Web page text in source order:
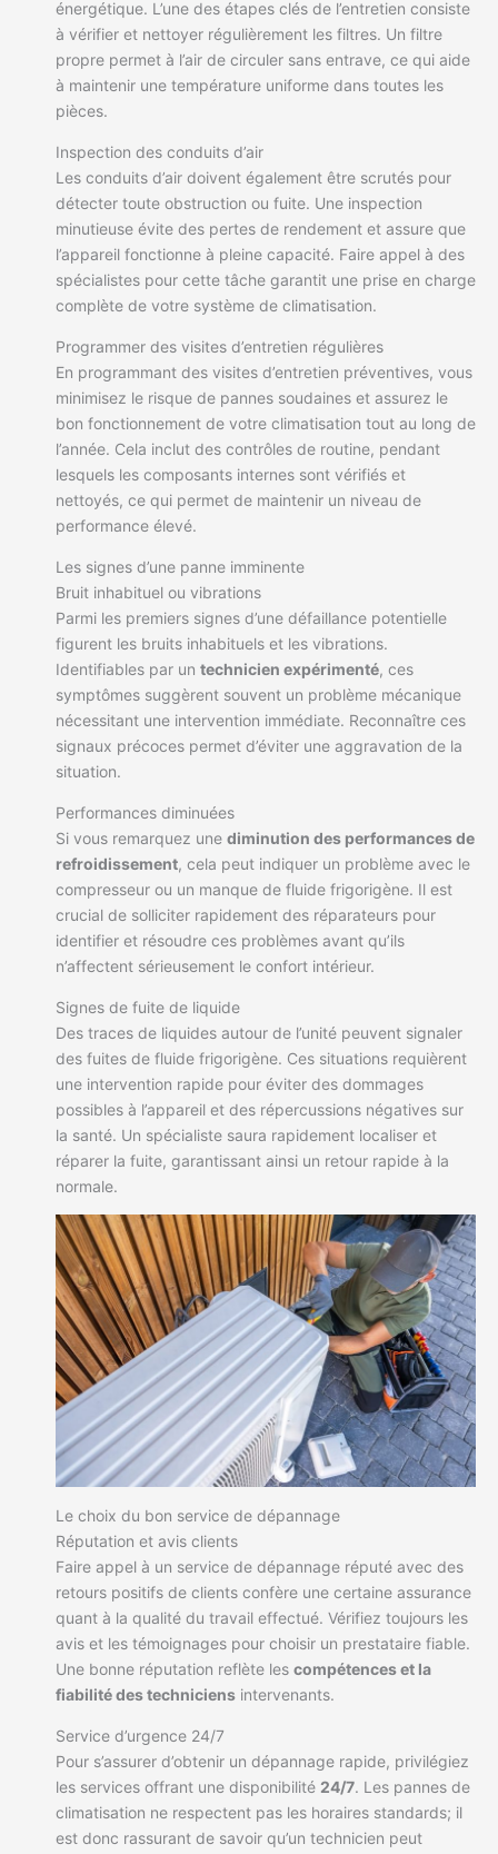
énergétique. L’une des étapes clés de l’entretien consiste
à vérifier et nettoyer régulièrement les filtres. Un filtre
propre permet à l’air de circuler sans entrave, ce qui aide
à maintenir une température uniforme dans toutes les
pièces.
Inspection des conduits d’air
Les conduits d’air doivent également être scrutés pour
détecter toute obstruction ou fuite. Une inspection
minutieuse évite des pertes de rendement et assure que
l’appareil fonctionne à pleine capacité. Faire appel à des
spécialistes pour cette tâche garantit une prise en charge
complète de votre système de climatisation.
Programmer des visites d’entretien régulières
En programmant des visites d’entretien préventives, vous
minimisez le risque de pannes soudaines et assurez le
bon fonctionnement de votre climatisation tout au long de
l’année. Cela inclut des contrôles de routine, pendant
lesquels les composants internes sont vérifiés et
nettoyés, ce qui permet de maintenir un niveau de
performance élevé.
Les signes d’une panne imminente
Bruit inhabituel ou vibrations
Parmi les premiers signes d’une défaillance potentielle
figurent les bruits inhabituels et les vibrations.
Identifiables par un technicien expérimenté, ces
symptômes suggèrent souvent un problème mécanique
nécessitant une intervention immédiate. Reconnaître ces
signaux précoces permet d’éviter une aggravation de la
situation.
Performances diminuées
Si vous remarquez une diminution des performances de
refroidissement, cela peut indiquer un problème avec le
compresseur ou un manque de fluide frigorigène. Il est
crucial de solliciter rapidement des réparateurs pour
identifier et résoudre ces problèmes avant qu’ils
n’affectent sérieusement le confort intérieur.
Signes de fuite de liquide
Des traces de liquides autour de l’unité peuvent signaler
des fuites de fluide frigorigène. Ces situations requièrent
une intervention rapide pour éviter des dommages
possibles à l’appareil et des répercussions négatives sur
la santé. Un spécialiste saura rapidement localiser et
réparer la fuite, garantissant ainsi un retour rapide à la
normale.
Le choix du bon service de dépannage
Réputation et avis clients
Faire appel à un service de dépannage réputé avec des
retours positifs de clients confère une certaine assurance
quant à la qualité du travail effectué. Vérifiez toujours les
avis et les témoignages pour choisir un prestataire fiable.
Une bonne réputation reflète les compétences et la
fiabilité des techniciens intervenants.
Service d’urgence 24/7
Pour s’assurer d’obtenir un dépannage rapide, privilégiez
les services offrant une disponibilité 24/7. Les pannes de
climatisation ne respectent pas les horaires standards; il
est donc rassurant de savoir qu’un technicien peut